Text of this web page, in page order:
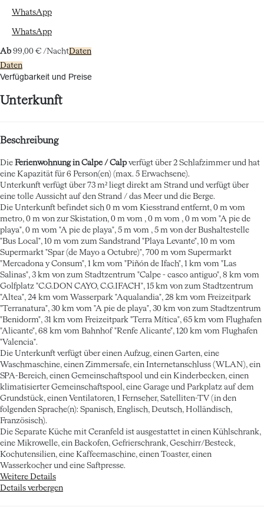
WhatsApp
WhatsApp
Ab 99,00 € /NachtDaten
Daten
Verfügbarkeit und Preise
Unterkunft
Beschreibung
Die Ferienwohnung in Calpe / Calpverfügt über 2 Schlafzimmer und hat
eine Kapazität für 6 Person(en) (max. 5 Erwachsene).
Unterkunft verfügt über 73 m² liegt direkt am Strand und verfügt über
eine tolle Aussicht auf den Strand / das Meer und die Berge.
Die Unterkunft befindet sich 0 m vom Kiesstrand entfernt, 0 m vom
metro, 0 m von zur Skistation, 0 m vom , 0 m vom , 0 m vom "A pie de
playa", 0 m vom "A pie de playa", 5 m vom , 5 m von der Bushaltestelle
"Bus Local", 10 m vom zum Sandstrand "Playa Levante", 10 m vom
Supermarkt "Spar (de Mayo a Octubre)", 700 m vom Supermarkt
"Mercadona y Consum", 1 km vom "Piñón de Ifach", 1 km vom "Las
Salinas", 3 km von zum Stadtzentrum "Calpe - casco antiguo", 8 km vom
Golfplatz "C.G.DON CAYO, C.G.IFACH", 15 km von zum Stadtzentrum
"Altea", 24 km vom Wasserpark "Aqualandia", 28 km vom Freizeitpark
"Terranatura", 30 km vom "A pie de playa", 30 km von zum Stadtzentrum
"Benidorm", 31 km vom Freizeitpark "Terra Mítica", 65 km vom Flughafen
"Alicante", 68 km vom Bahnhof "Renfe Alicante", 120 km vom Flughafen
"Valencia".
Die Unterkunft verfügt über einen Aufzug, einen Garten, eine
Waschmaschine, einen Zimmersafe, ein Internetanschluss (WLAN), ein
SPA-Bereich, einen Gemeinschaftspool und ein Kinderbecken, einen
klimatisierter Gemeinschaftspool, eine Garage und Parkplatz auf dem
Grundstück, einen Ventilatoren, 1 Fernseher, Satelliten-TV (in den
folgenden Sprache(n): Spanisch, Englisch, Deutsch, Holländisch,
Französisch).
Die Separate Küche mit Ceranfeld ist ausgestattet in einen Kühlschrank,
eine Mikrowelle, ein Backofen, Gefrierschrank, Geschirr/Besteck,
Kochutensilien, eine Kaffeemaschine, einen Toaster, einen
Wasserkocher und eine Saftpresse.
Weitere Details
Details verbergen